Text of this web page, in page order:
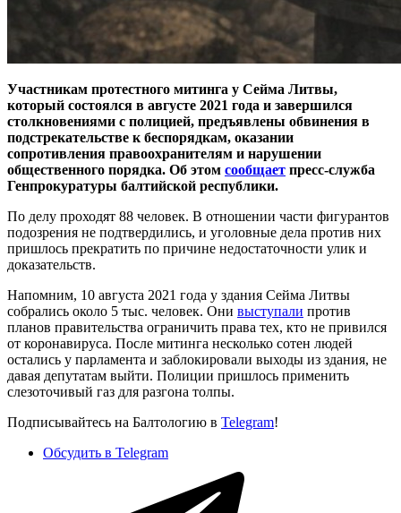
Участникам протестного митинга у Сейма Литвы,
который состоялся в августе 2021 года и завершился
столкновениями с полицией, предъявлены обвинения в
подстрекательстве к беспорядкам, оказании
сопротивления правоохранителям и нарушении
общественного порядка. Об этом сообщает пресс-служба
Генпрокуратуры балтийской республики.
По делу проходят 88 человек. В отношении части фигурантов
подозрения не подтвердились, и уголовные дела против них
пришлось прекратить по причине недостаточности улик и
доказательств.
Напомним, 10 августа 2021 года у здания Сейма Литвы
собрались около 5 тыс. человек. Они выступали против
планов правительства ограничить права тех, кто не привился
от коронавируса. После митинга несколько сотен людей
остались у парламента и заблокировали выходы из здания, не
давая депутатам выйти. Полиции пришлось применить
слезоточивый газ для разгона толпы.
Подписывайтесь на Балтологию в Telegram!
Обсудить в Telegram